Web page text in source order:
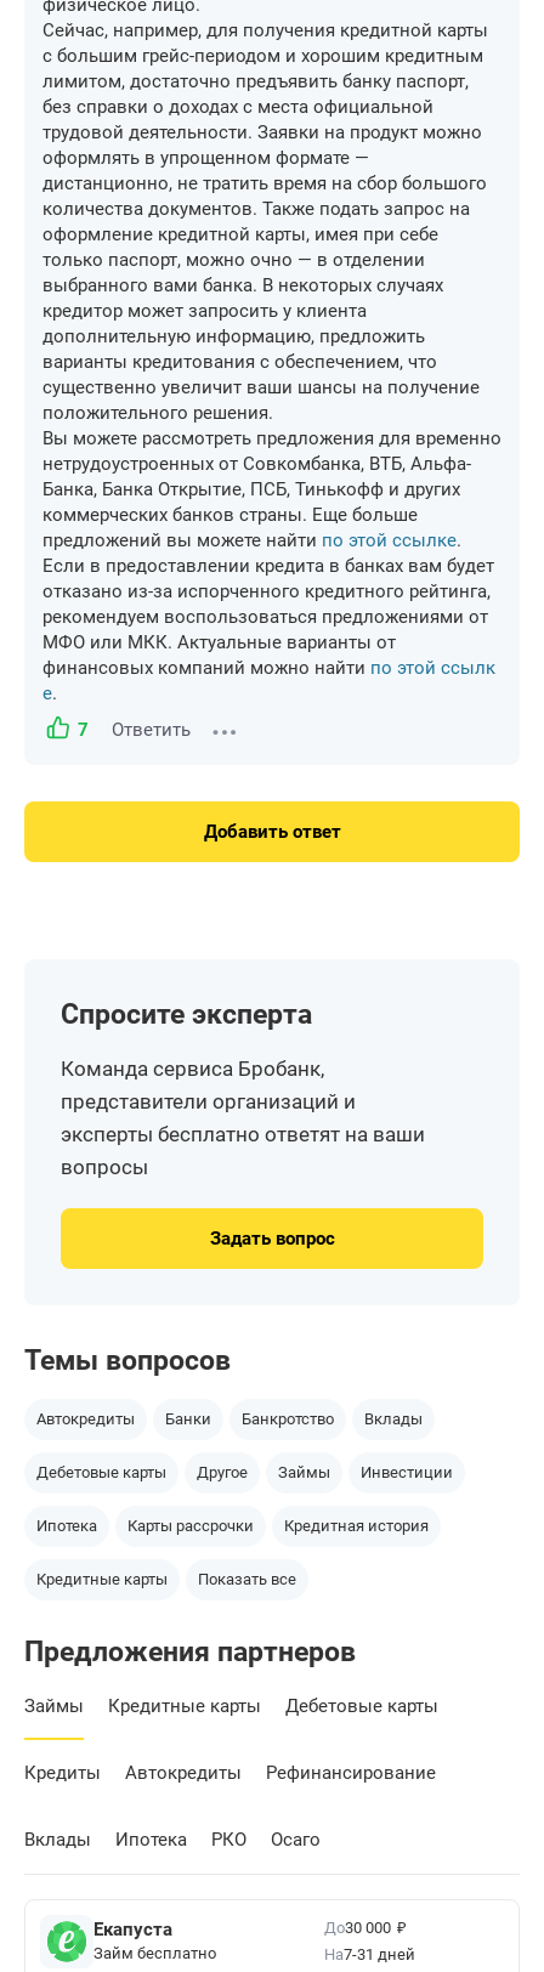
физическое лицо.
Сейчас, например, для получения кредитной карты
с большим грейс-периодом и хорошим кредитным
лимитом, достаточно предъявить банку паспорт,
без справки о доходах с места официальной
трудовой деятельности. Заявки на продукт можно
оформлять в упрощенном формате —
дистанционно, не тратить время на сбор большого
количества документов. Также подать запрос на
оформление кредитной карты, имея при себе
только паспорт, можно очно — в отделении
выбранного вами банка. В некоторых случаях
кредитор может запросить у клиента
дополнительную информацию, предложить
варианты кредитования с обеспечением, что
существенно увеличит ваши шансы на получение
положительного решения.
Вы можете рассмотреть предложения для временно
нетрудоустроенных от Совкомбанка, ВТБ, Альфа-
Банка, Банка Открытие, ПСБ, Тинькофф и других
коммерческих банков страны. Еще больше
предложений вы можете найти по этой ссылке.
Если в предоставлении кредита в банках вам будет
отказано из-за испорченного кредитного рейтинга,
рекомендуем воспользоваться предложениями от
МФО или МКК. Актуальные варианты от
финансовых компаний можно найти по этой ссылк
е.
7
Ответить
Добавить ответ
Спросите эксперта
Команда сервиса Бробанк,
представители организаций и
эксперты бесплатно ответят на ваши
вопросы
Задать вопрос
Темы вопросов
Автокредиты Банки Банкротство Вклады
Дебетовые карты Другое Займы Инвестиции
Ипотека Карты рассрочки Кредитная история
Кредитные карты Показать все
Предложения партнеров
Займы Кредитные карты Дебетовые карты
Кредиты Автокредиты Рефинансирование
Вклады Ипотека РКО Осаго
Екапуста
Займ бесплатно
До30 000 ₽
На7-31 дней